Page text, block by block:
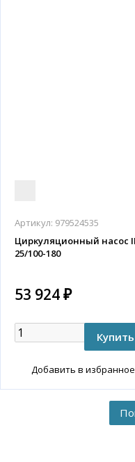
Артикул: 979524535
Циркуляционный насос
25/100-180
53 924 ₽
Добавить в избранное